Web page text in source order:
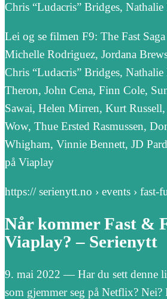
Chris “Ludacris” Bridges,
Lei og se filmen F9: The Fast
Michelle Rodriguez, Jordana
Chris “Ludacris” Bridges,
Theron, John Cena, Finn Cole,
Sawai, Helen Mirren, Kurt
Wow, Thue Ersted Rasmussen,
Whigham, Vinnie Bennett, JD
på Viaplay
https:// serienytt.no › events › fast-
Når kommer Fast &
Viaplay? – Serienytt
9. mai 2022 — Har du sett denne
som gjemmer seg på Netflix? Nei?